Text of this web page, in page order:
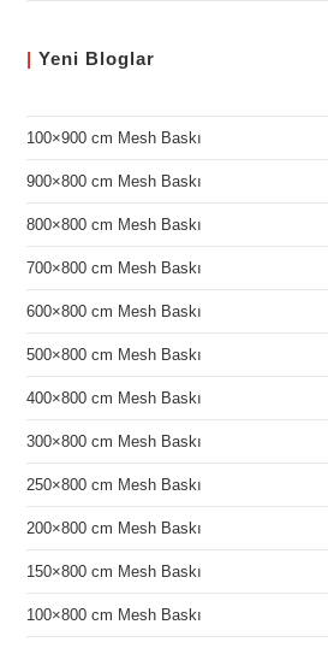
| Yeni Bloglar
100×900 cm Mesh Baskı
900×800 cm Mesh Baskı
800×800 cm Mesh Baskı
700×800 cm Mesh Baskı
600×800 cm Mesh Baskı
500×800 cm Mesh Baskı
400×800 cm Mesh Baskı
300×800 cm Mesh Baskı
250×800 cm Mesh Baskı
200×800 cm Mesh Baskı
150×800 cm Mesh Baskı
100×800 cm Mesh Baskı